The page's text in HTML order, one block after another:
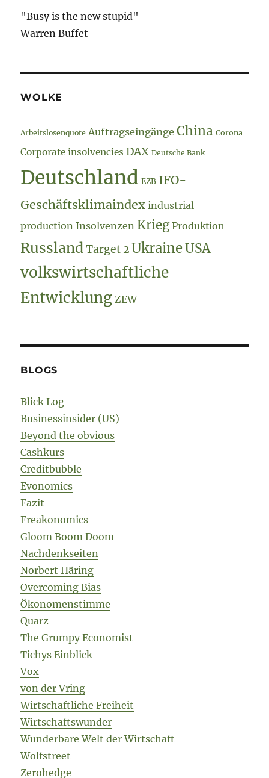
"Busy is the new stupid"
Warren Buffet
WOLKE
Arbeitslosenquote Auftragseingänge China Corona
Corporate insolvencies DAX Deutsche Bank
Deutschland EZB IFO-
Geschäftsklimaindex industrial
production Insolvenzen Krieg Produktion
Russland Target 2 Ukraine USA
volkswirtschaftliche
Entwicklung ZEW
BLOGS
Blick Log
Businessinsider (US)
Beyond the obvious
Cashkurs
Creditbubble
Evonomics
Fazit
Freakonomics
Gloom Boom Doom
Nachdenkseiten
Norbert Häring
Overcoming Bias
Ökonomenstimme
Quarz
The Grumpy Economist
Tichys Einblick
Vox
von der Vring
Wirtschaftliche Freiheit
Wirtschaftswunder
Wunderbare Welt der Wirtschaft
Wolfstreet
Zerohedge